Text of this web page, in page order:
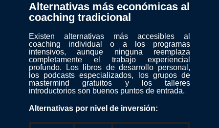
Alternativas más económicas al
coaching tradicional
Existen alternativas más accesibles al
coaching individual o a los programas
intensivos, aunque ninguna reemplaza
completamente el trabajo experiencial
profundo. Los libros de desarrollo personal,
los podcasts especializados, los grupos de
mastermind gratuitos y los talleres
introductorios son buenos puntos de entrada.
Alternativas por nivel de inversión: